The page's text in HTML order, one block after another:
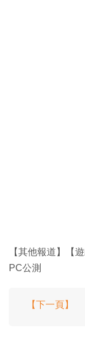
【其他報道】【
PC公測
【下一頁】